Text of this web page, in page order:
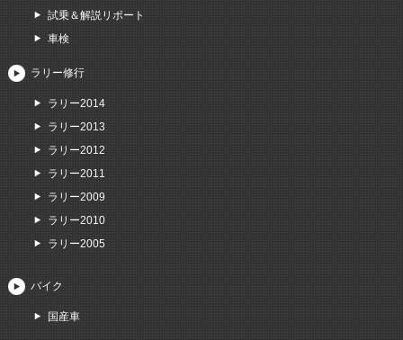
試乗＆解説リポート
車検
ラリー修行
ラリー2014
ラリー2013
ラリー2012
ラリー2011
ラリー2009
ラリー2010
ラリー2005
バイク
国産車